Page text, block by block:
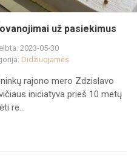
už pasiekimus
2023-05-30
Didžiuojamės
rajono mero Zdzislavo
iniciatyva prieš 10 metų
re...